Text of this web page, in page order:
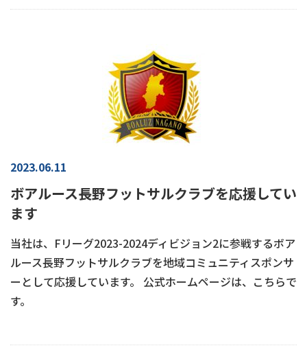
2023.06.11
ボアルース長野フットサルクラブを応援してい
ます
当社は、Fリーグ2023-2024ディビジョン2に参戦するボア
ルース長野フットサルクラブを地域コミュニティスポンサ
ーとして応援しています。 公式ホームページは、こちらで
す。